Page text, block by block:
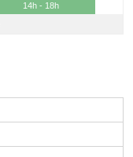
14h - 18h